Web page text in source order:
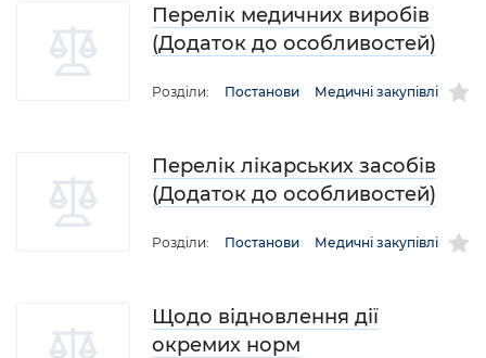
Перелік медичних виробів
(Додаток до особливостей)
Розділи: Постанови Медичні закупівлі
Перелік лікарських засобів
(Додаток до особливостей)
Розділи: Постанови Медичні закупівлі
Щодо відновлення дії
окремих норм